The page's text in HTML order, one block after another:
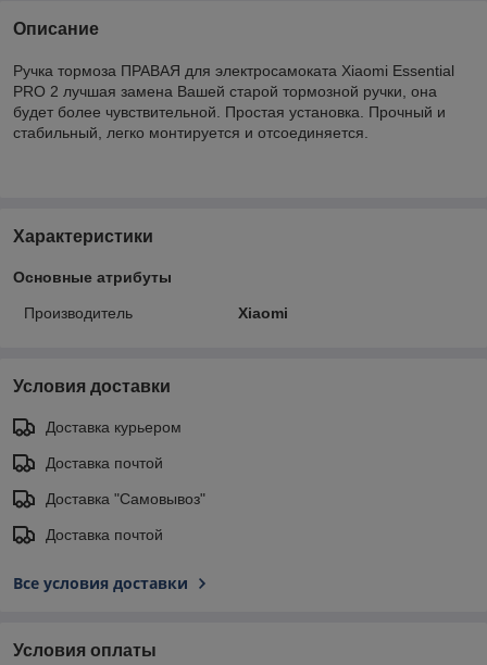
Описание
Ручка тормоза ПРАВАЯ для электросамоката Xiaomi Essential
PRO 2 лучшая замена Вашей старой тормозной ручки, она
будет более чувствительной. Простая установка. Прочный и
стабильный, легко монтируется и отсоединяется.
Характеристики
Основные атрибуты
Производитель Xiaomi
Условия доставки
Доставка курьером
Доставка почтой
Доставка "Самовывоз"
Доставка почтой
Все условия доставки
Условия оплаты